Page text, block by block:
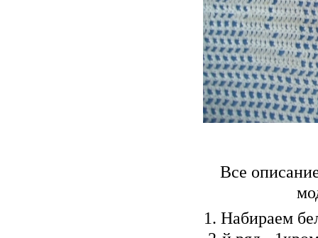
Все
1. Набираем